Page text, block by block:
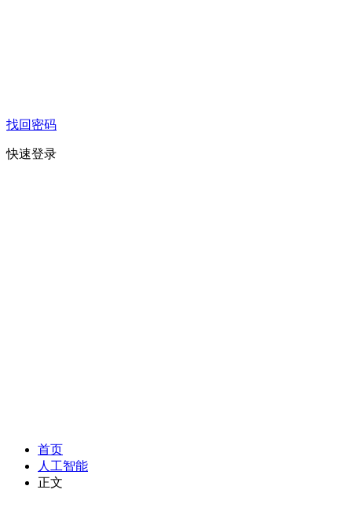
找回密码
快速登录
首页
人工智能
正文